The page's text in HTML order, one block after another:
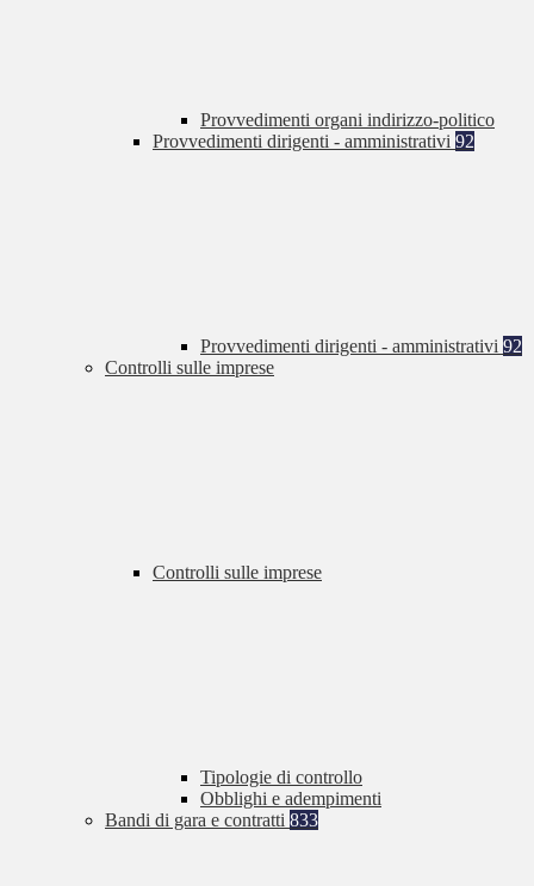
Provvedimenti organi indirizzo-politico
Provvedimenti dirigenti - amministrativi 92
Provvedimenti dirigenti - amministrativi 92
Controlli sulle imprese
Controlli sulle imprese
Tipologie di controllo
Obblighi e adempimenti
Bandi di gara e contratti 833